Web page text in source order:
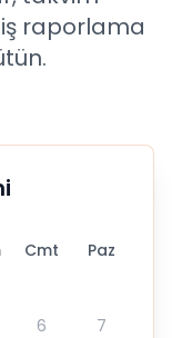
raporlama
Cmt Paz
6 7